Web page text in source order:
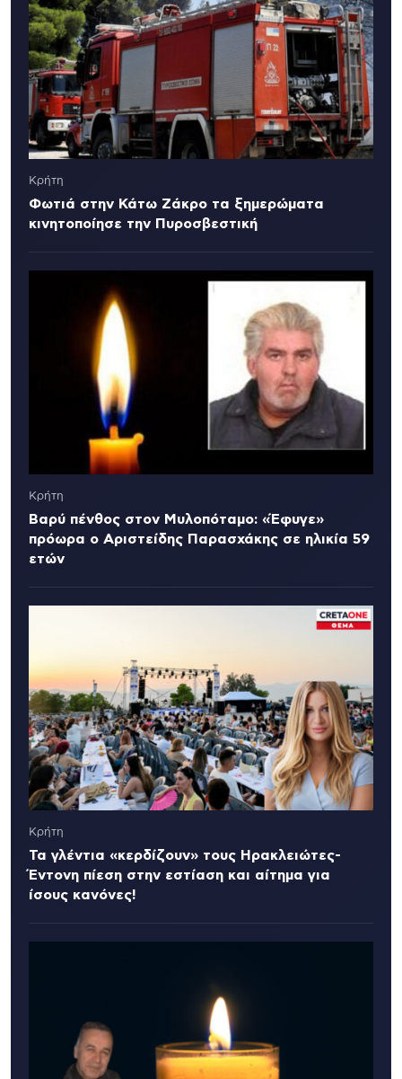
Κρήτη
Φωτιά στην Κάτω Ζάκρο τα ξημερώματα
κινητοποίησε την Πυροσβεστική
Κρήτη
Βαρύ πένθος στον Μυλοπόταμο: «Έφυγε»
πρόωρα ο Αριστείδης Παρασχάκης σε ηλικία 59
ετών
Κρήτη
Τα γλέντια «κερδίζουν» τους Ηρακλειώτες-
Έντονη πίεση στην εστίαση και αίτημα για
ίσους κανόνες!